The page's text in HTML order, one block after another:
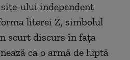
ului independent
literei Z, simbolul
scurt discurs în fața
ca o armă de luptă